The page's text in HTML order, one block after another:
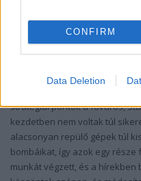
CONFIRM
Data Deletion
argentinok észlelték a
indítottak a hídfő
erődítéseket kiépíteni, hogy a
stratégiai pontok a főváros,
kezdetben nem voltak túl
alacsonyan repülő gépek túl
bombáikat, így azok egy része
munkát végzett, és a